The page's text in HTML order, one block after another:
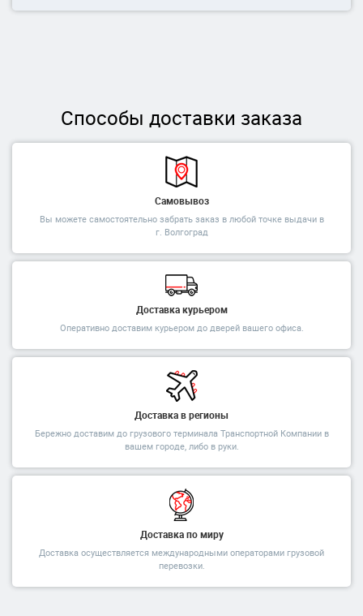
Способы доставки заказа
Самовывоз
Вы можете самостоятельно забрать заказ в любой точке выдачи в
г. Волгоград
Доставка курьером
Оперативно доставим курьером до дверей вашего офиса.
Доставка в регионы
Бережно доставим до грузового терминала Транспортной Компании в
вашем городе, либо в руки.
Доставка по миру
Доставка осуществляется международными операторами грузовой
перевозки.